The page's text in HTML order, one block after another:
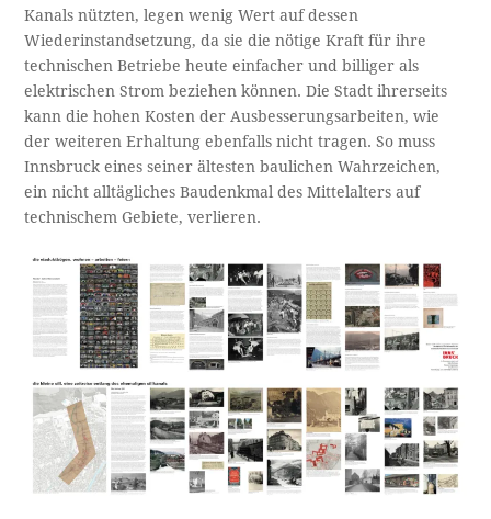
Kanals nützten, legen wenig Wert auf dessen
Wiederinstandsetzung, da sie die nötige Kraft für ihre
technischen Betriebe heute einfacher und billiger als
elektrischen Strom beziehen können. Die Stadt ihrerseits
kann die hohen Kosten der Ausbesserungsarbeiten, wie
der weiteren Erhaltung ebenfalls nicht tragen. So muss
Innsbruck eines seiner ältesten baulichen Wahrzeichen,
ein nicht alltägliches Baudenkmal des Mittelalters auf
technischem Gebiete, verlieren.